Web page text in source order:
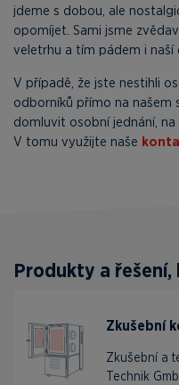
jdeme s dobou, ale
opomíjet. Sami jsme
veletrhu a tím pádem i naší
V případě, že jste nestihli
odborníků přímo na našem
domluvit osobní jednání,
V tomu využijte naše
Produkty a
Zkušební
Zkušební a
Technik